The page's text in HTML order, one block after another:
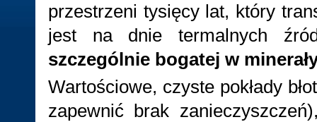
przestrzeni tysięcy lat, który
jest na dnie termalnych
szczególnie bogatej w
Wartościowe, czyste pokłady
zapewnić brak